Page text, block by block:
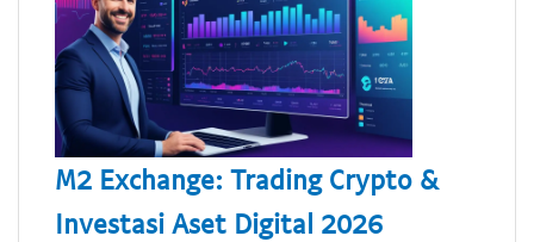
M2 Exchange: Trading Crypto &
Investasi Aset Digital 2026